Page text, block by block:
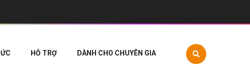
HỖ TRỢ DÀNH CHO CHUYÊN GIA